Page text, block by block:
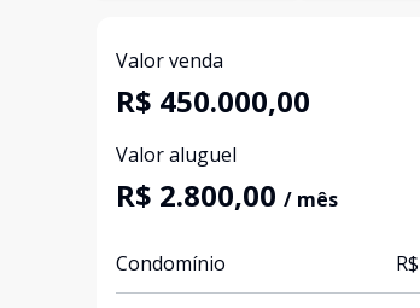
Valor venda
R$ 450.000,00
Valor aluguel
R$ 2.800,00 / mês
Condomínio